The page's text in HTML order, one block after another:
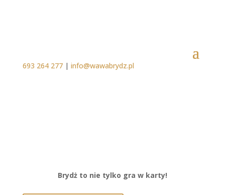
693 264 277| info@wawabrydz.pl
Brydż to nie tylko gra w karty!